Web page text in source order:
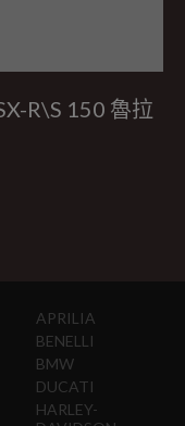
R\S 150 魯拉
APRILIA
BENELLI
BMW
DUCATI
HARLEY-